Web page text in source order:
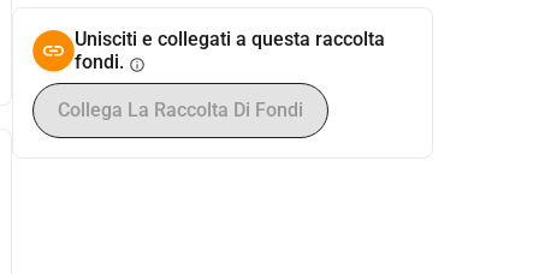
Unisciti e collegati a questa raccolta
fondi. info
Collega La Raccolta Di Fondi